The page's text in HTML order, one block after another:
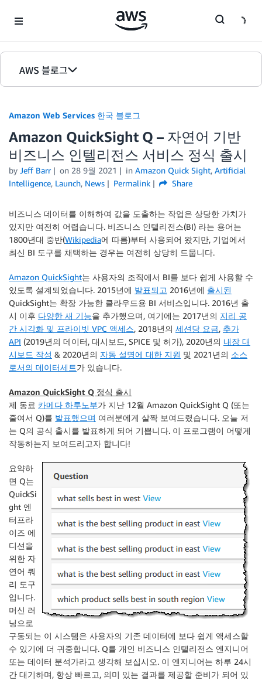
AWS 블로그
홈
에디션
Amazon Web Services 한국 블로그
Amazon QuickSight Q – 자연어 기반
비즈니스 인텔리전스 서비스 정식 출시
by Jeff Barr on 28 9월 2021 in Amazon Quick Sight, Artificial
Intelligence, Launch, News Permalink Share
비즈니스 데이터를 이해하여 값을 도출하는 작업은 상당한 가치가
있지만 여전히 어렵습니다. 비즈니스 인텔리전스(BI) 라는 용어는
1800년대 중반(Wikipedia에 따름)부터 사용되어 왔지만, 기업에서
최신 BI 도구를 채택하는 경우는 여전히 상당히 드뭅니다.
Amazon QuickSight는 사용자의 조직에서 BI를 보다 쉽게 사용할 수
있도록 설계되었습니다. 2015년에 발표되고 2016년에 출시된
QuickSight는 확장 가능한 클라우드용 BI 서비스입니다. 2016년 출
시 이후 다양한 새 기능을 추가했으며, 여기에는 2017년의 지리 공
간 시각화 및 프라이빗 VPC 액세스, 2018년의 세션당 요금, 추가
API (2019년의 데이터, 대시보드, SPICE 및 허가), 2020년의 내장 대
시보드 작성 & 2020년의 자동 설명에 대한 지원 및 2021년의 소스
로서의 데이터세트가 있습니다.
Amazon QuickSight Q 정식 출시
제 동료 카메다 하루노부가 지난 12월 Amazon QuickSight Q (또는
줄여서 Q)를 발표했으며 여러분에게 살짝 보여드렸습니다. 오늘 저
는 Q의 공식 출시를 발표하게 되어 기쁩니다. 이 프로그램이 어떻게
작동하는지 보여드리고자 합니다!
요약하
면 Q는
QuickSi
ght 엔
터프라
이즈 에
디션을
위한 자
연어 쿼
리 도구
입니다.
머신 러
닝으로
구동되는 이 시스템은 사용자의 기존 데이터에 보다 쉽게 액세스할
수 있기에 더 귀중합니다. Q를 개인 비즈니스 인텔리전스 엔지니어
또는 데이터 분석가라고 생각해 보십시오. 이 엔지니어는 하루 24시
간 대기하며, 항상 빠르고, 의미 있는 결과를 제공할 준비가 되어 있